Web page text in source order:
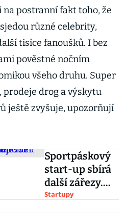
postranní fakt toho, že
různé celebrity,
tisíce fanoušků. I bez
pověstné nočním
všeho druhu. Super
drog a výskytu
ještě zvyšuje, upozorňují
Sportpáskový
start-up sbírá
další zářezy.
Podporuje ho i
Startupy